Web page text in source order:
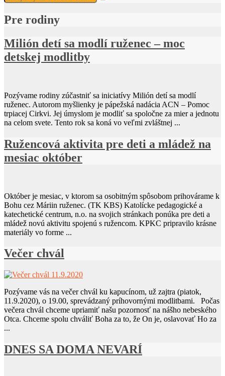
Pre rodiny
Milión detí sa modlí ruženec – moc
detskej modlitby
Pozývame rodiny zúčastniť sa iniciatívy Milión detí sa modlí
ruženec. Autorom myšlienky je pápežská nadácia ACN – Pomoc
trpiacej Cirkvi. Jej úmyslom je modliť sa spoločne za mier a jednotu
na celom svete. Tento rok sa koná vo veľmi zvláštnej ...
Ružencová aktivita pre deti a mládež na
mesiac október
Október je mesiac, v ktorom sa osobitným spôsobom prihovárame k
Bohu cez Máriin ruženec. (TK KBS) Katolícke pedagogické a
katechetické centrum, n.o. na svojich stránkach ponúka pre deti a
mládež novú aktivitu spojenú s ružencom. KPKC pripravilo krásne
materiály vo forme ...
Večer chvál
Pozývame vás na večer chvál ku kapucínom, už zajtra (piatok,
11.9.2020), o 19.00, sprevádzaný príhovornými modlitbami. Počas
večera chvál chceme upriamiť našu pozornosť na nášho nebeského
Otca. Chceme spolu chváliť Boha za to, že On je, oslavovať Ho za
...
DNES SA DOMA NEVARÍ